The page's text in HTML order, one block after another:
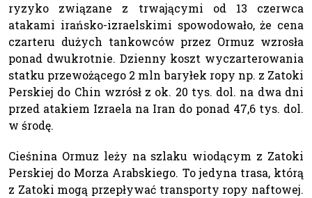
ryzyko związane z trwającymi od 13 czerwca
atakami irańsko-izraelskimi spowodowało, że cena
czarteru dużych tankowców przez Ormuz wzrosła
ponad dwukrotnie. Dzienny koszt wyczarterowania
statku przewożącego 2 mln baryłek ropy np. z Zatoki
Perskiej do Chin wzrósł z ok. 20 tys. dol. na dwa dni
przed atakiem Izraela na Iran do ponad 47,6 tys. dol.
w środę.
Cieśnina Ormuz leży na szlaku wiodącym z Zatoki
Perskiej do Morza Arabskiego. To jedyna trasa, którą
z Zatoki mogą przepływać transporty ropy naftowej.